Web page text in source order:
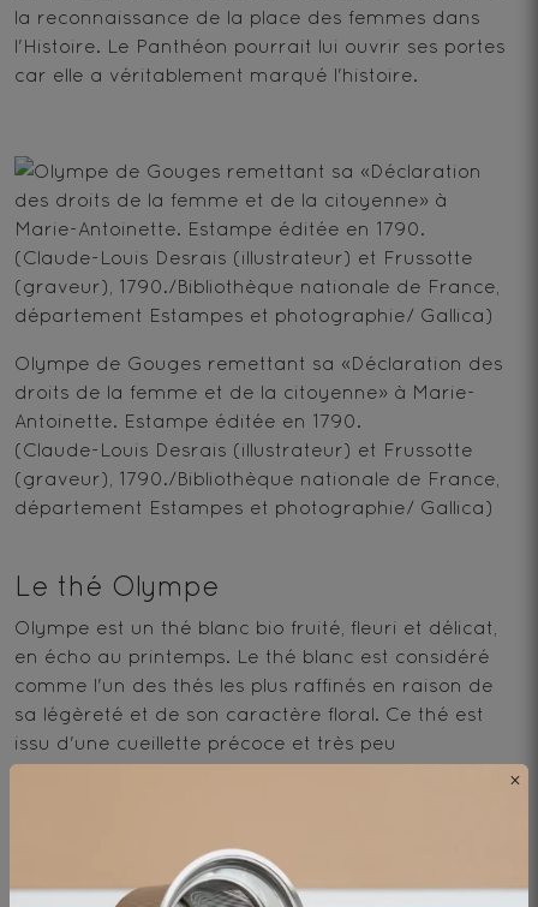
la reconnaissance de la place des femmes dans
l'Histoire. Le Panthéon pourrait lui ouvrir ses portes
car elle a véritablement marqué l'histoire.
Olympe de Gouges remettant sa «Déclaration des
droits de la femme et de la citoyenne» à Marie-
Antoinette. Estampe éditée en 1790.
(Claude-Louis Desrais (illustrateur) et Frussotte
(graveur), 1790./Bibliothèque nationale de France,
département Estampes et photographie/ Gallica)
Le thé Olympe
Olympe est un thé blanc bio fruité, fleuri et délicat,
en écho au printemps. Le thé blanc est considéré
comme l'un des thés les plus raffinés en raison de
sa légèreté et de son caractère floral. Ce thé est
issu d'une cueillette précoce et très peu
transformée. Il est ici associé à la pêche et au
hommage à une figure historique avec un thé
délicat pour une expérience de dégustation pleine
×